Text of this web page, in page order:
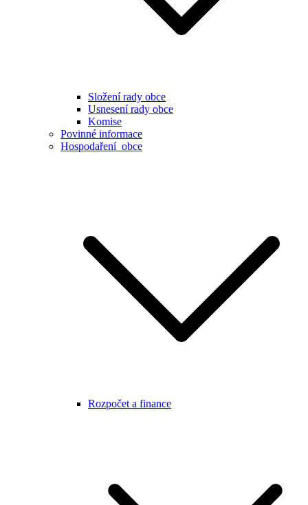
Složení rady obce
Usnesení rady obce
Komise
Povinné informace
Hospodaření obce
Rozpočet a finance